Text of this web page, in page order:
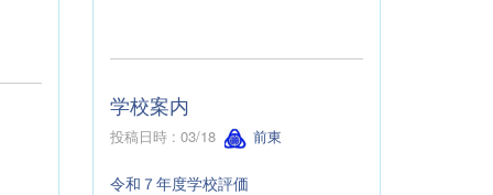
学校案内
投稿日時 : 03/18 前東
令和７年度学校評価